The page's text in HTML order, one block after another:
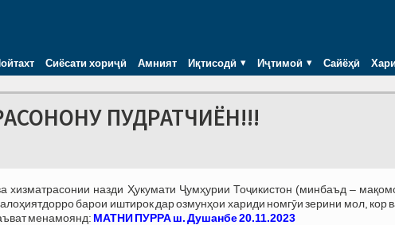
Сиёсати хориҷӣ Амният Иқтисодӣ Иҷтимоӣ Сайёҳӣ
ПУДРАТЧИЁН!!!
хизматрасонии назди Ҳукумати Ҷумҳурии Тоҷикистон (минбаъд –
барои иштирок дар озмунҳои хариди номгӯи зерини мол, кор
менамоянд: МАТНИ ПУРРА ш. Душанбе 20.11.2023